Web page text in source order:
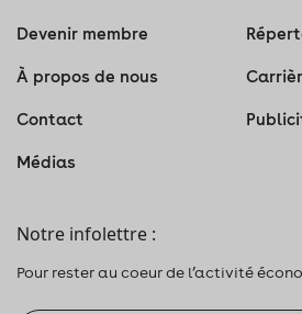
Devenir membre
À propos de nous
Contact
Médias
Notre infolettre :
Pour rester au coeur de l’activité